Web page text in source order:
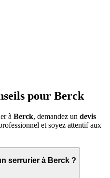
pour Berck
à Berck, demandez un devis
et soyez attentif aux
serrurier à Berck ?